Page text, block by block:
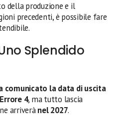
della produzione e il
precedenti, è possibile fare
Splendido
comunicato la data di uscita
4, ma tutto lascia
arriverànel 2027.